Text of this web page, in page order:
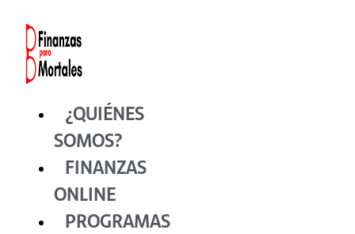
contenido
¿QUIÉNES
SOMOS?
FINANZAS
ONLINE
PROGRAMAS